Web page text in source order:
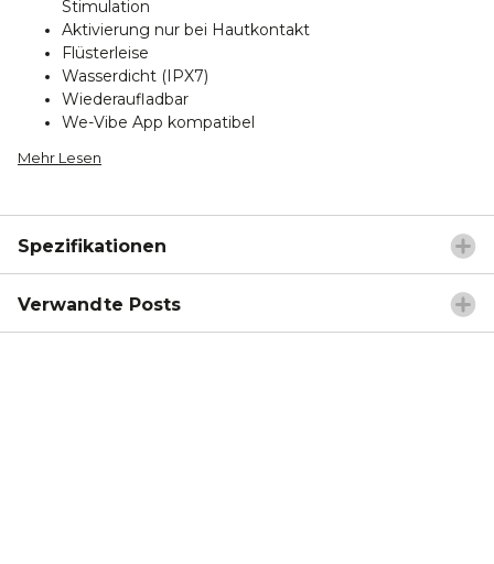
Stimulation
Aktivierung nur bei Hautkontakt
Flüsterleise
Wasserdicht (IPX7)
Wiederaufladbar
We-Vibe App kompatibel
Mehr Lesen
Spezifikationen
Verwandte Posts